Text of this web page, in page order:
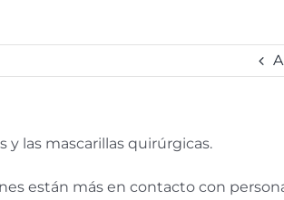
y las mascarillas quirúrgicas.
están más en contacto con